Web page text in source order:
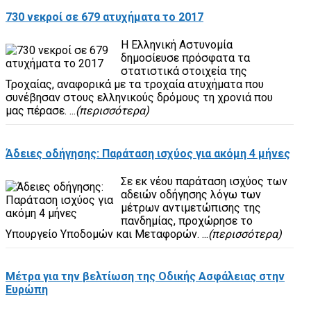
730 νεκροί σε 679 ατυχήματα το 2017
Η Ελληνική Αστυνομία
δημοσίευσε πρόσφατα τα
στατιστικά στοιχεία της
Τροχαίας, αναφορικά με τα τροχαία ατυχήματα που
συνέβησαν στους ελληνικούς δρόμους τη χρονιά που
μας πέρασε. ...(περισσότερα)
Άδειες οδήγησης: Παράταση ισχύος για ακόμη 4 μήνες
Σε εκ νέου παράταση ισχύος των
αδειών οδήγησης λόγω των
μέτρων αντιμετώπισης της
πανδημίας, προχώρησε το
Υπουργείο Υποδομών και Μεταφορών. ...(περισσότερα)
Μέτρα για την βελτίωση της Οδικής Ασφάλειας στην
Ευρώπη